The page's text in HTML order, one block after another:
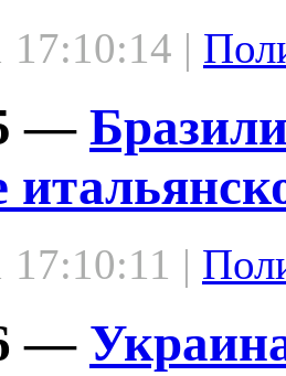
17:10:14 |
—
17:10:11 |
—